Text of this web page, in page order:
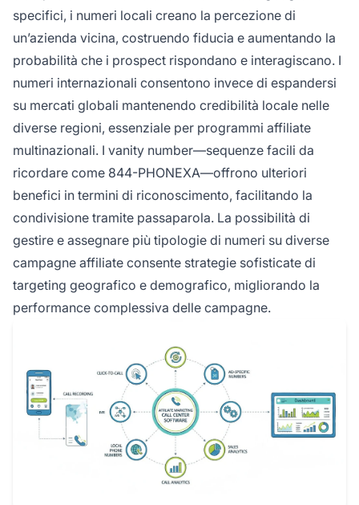
specifici, i numeri locali creano la percezione di
un’azienda vicina, costruendo fiducia e aumentando la
probabilità che i prospect rispondano e interagiscano. I
numeri internazionali consentono invece di espandersi
su mercati globali mantenendo credibilità locale nelle
diverse regioni, essenziale per programmi affiliate
multinazionali. I vanity number—sequenze facili da
ricordare come 844-PHONEXA—offrono ulteriori
benefici in termini di riconoscimento, facilitando la
condivisione tramite passaparola. La possibilità di
gestire e assegnare più tipologie di numeri su diverse
campagne affiliate consente strategie sofisticate di
targeting geografico e demografico, migliorando la
performance complessiva delle campagne.